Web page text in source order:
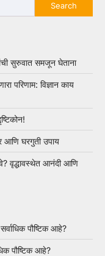
Search
सुरुवात समजून घेताना
परिणाम: विज्ञान काय
आणि घरगुती उपाय
वृद्धावस्थेत आनंदी आणि
पौष्टिक आहे?
पौष्टिक आहे?